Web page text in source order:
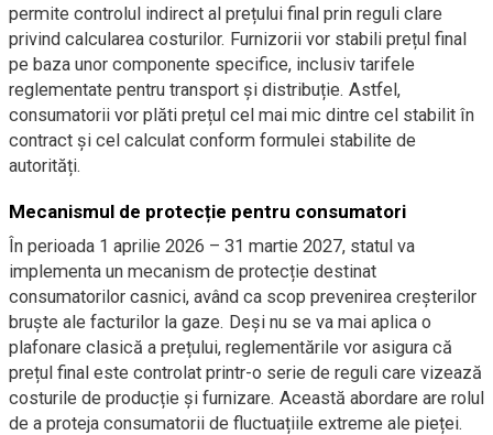
permite controlul indirect al prețului final prin reguli clare
privind calcularea costurilor. Furnizorii vor stabili prețul final
pe baza unor componente specifice, inclusiv tarifele
reglementate pentru transport și distribuție. Astfel,
consumatorii vor plăti prețul cel mai mic dintre cel stabilit în
contract și cel calculat conform formulei stabilite de
autorități.
Mecanismul de protecție pentru consumatori
În perioada 1 aprilie 2026 – 31 martie 2027, statul va
implementa un mecanism de protecție destinat
consumatorilor casnici, având ca scop prevenirea creșterilor
bruște ale facturilor la gaze. Deși nu se va mai aplica o
plafonare clasică a prețului, reglementările vor asigura că
prețul final este controlat printr-o serie de reguli care vizează
costurile de producție și furnizare. Această abordare are rolul
de a proteja consumatorii de fluctuațiile extreme ale pieței.